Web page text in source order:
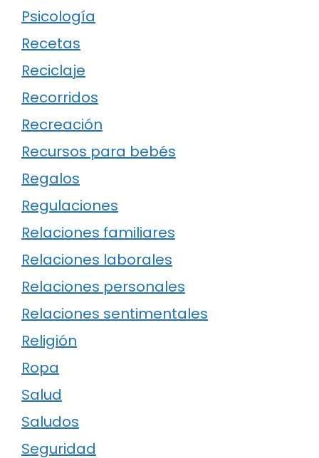
Psicología
Recetas
Reciclaje
Recorridos
Recreación
Recursos para bebés
Regalos
Regulaciones
Relaciones familiares
Relaciones laborales
Relaciones personales
Relaciones sentimentales
Religión
Ropa
Salud
Saludos
Seguridad